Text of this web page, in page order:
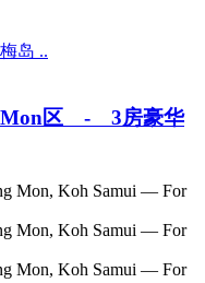
岛 ..
区 - 3房豪华